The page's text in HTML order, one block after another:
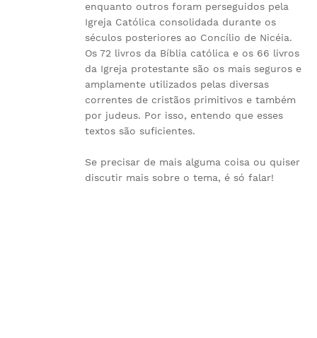
enquanto outros foram perseguidos pela
Igreja Católica consolidada durante os
séculos posteriores ao Concílio de Nicéia.
Os 72 livros da Bíblia católica e os 66 livros
da Igreja protestante são os mais seguros e
amplamente utilizados pelas diversas
correntes de cristãos primitivos e também
por judeus. Por isso, entendo que esses
textos são suficientes.
Se precisar de mais alguma coisa ou quiser
discutir mais sobre o tema, é só falar!